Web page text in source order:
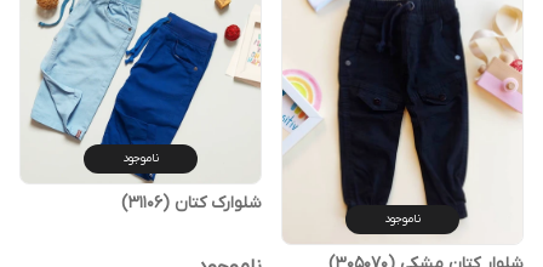
ناموجود
ناموجود
شلوارک کتان (31106)